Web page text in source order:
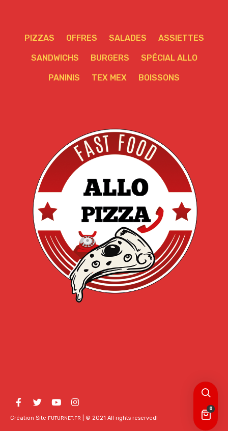
0
PIZZAS OFFRES SALADES ASSIETTES
SANDWICHS BURGERS SPÉCIAL ALLO
PANINIS TEX MEX BOISSONS
Création Site FUTURNET.FR | © 2021 All rights reserved!